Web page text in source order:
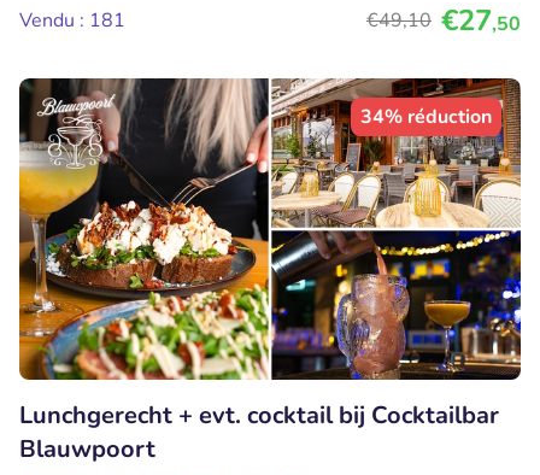
Vendu : 181
€49,10 €27,50
34% réduction
Lunchgerecht + evt. cocktail bij Cocktailbar
Blauwpoort